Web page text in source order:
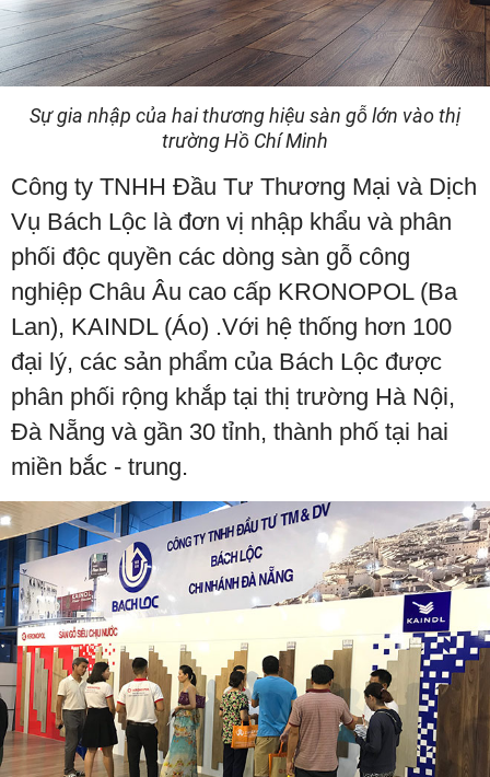
Sự gia nhập của hai thương hiệu sàn gỗ lớn vào thị
trường Hồ Chí Minh
Công ty TNHH Đầu Tư Thương Mại và Dịch
Vụ Bách Lộc là đơn vị nhập khẩu và phân
phối độc quyền các dòng sàn gỗ công
nghiệp Châu Âu cao cấp KRONOPOL (Ba
Lan), KAINDL (Áo) .Với hệ thống hơn 100
đại lý, các sản phẩm của Bách Lộc được
phân phối rộng khắp tại thị trường Hà Nội,
Đà Nẵng và gần 30 tỉnh, thành phố tại hai
miền bắc - trung.